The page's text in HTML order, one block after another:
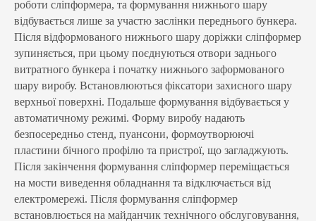
роботи сліпформера, та формування нижнього шару
відбувається лише за участю заслінки переднього бункера.
Після відформованого нижнього шару доріжки сліпформер
зупиняється, при цьому поєднуються отвори заднього
витратного бункера і початку нижнього заформованого
шару виробу. Встановлюються фіксатори захисного шару
верхньої поверхні. Подальше формування відбувається у
автоматичному режимі. Форму виробу надають
безпосередньо стенд, пуансони, формоутворюючі
пластини бічного профілю та пристрої, що загладжують.
Після закінчення формування сліпформер переміщається
на мости виведення обладнання та відключається від
електромережі. Після формування сліпформер
встановлюється на майданчик технічного обслуговування,